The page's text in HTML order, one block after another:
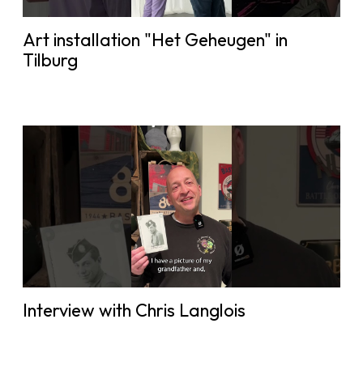
Art installation "Het Geheugen" in
Tilburg
Interview with Chris Langlois